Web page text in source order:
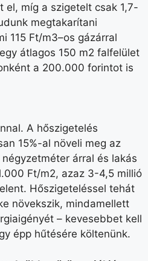
el, míg a szigetelt csak 1,7-
megtakarítani
115 Ft/m3–os gázárral
átlagos 150 m2 falfelület
a 200.000 forintot is
A hőszigetelés
15%-al növeli meg az
árral és lakás
Ft/m2, azaz 3-4,5 millió
Hőszigeteléssel tehát
növekszik, mindamellett
– kevesebbet kell
épp hűtésére költenünk.